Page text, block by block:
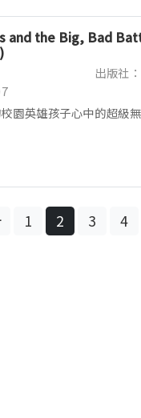
and the Big, Bad
出版社
園英雄孩子心中的超級
1 2 3 4